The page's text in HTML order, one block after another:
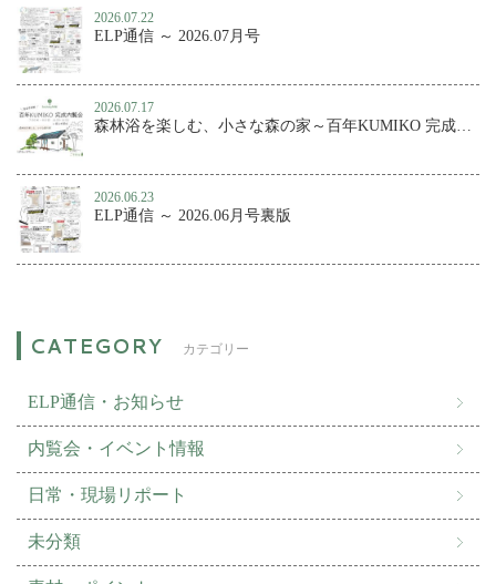
2026.07.22
ELP通信 ～ 2026.07月号
2026.07.17
森林浴を楽しむ、小さな森の家～百年KUMIKO 完成内覧会
2026.06.23
ELP通信 ～ 2026.06月号裏版
カテゴリー
ELP通信・お知らせ
内覧会・イベント情報
日常・現場リポート
未分類